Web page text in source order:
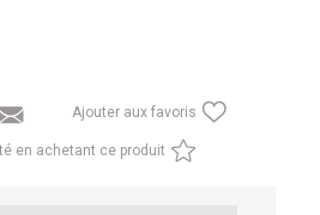
Ajouter aux favoris
en achetant ce produit